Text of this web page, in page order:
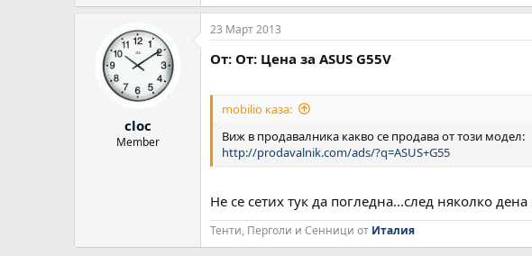
е
а
к
и
cloc
Member
23 Март 2013
От: От: Цена за ASUS G55V
mobilio каза:
Виж в продавалника какво се продава от този модел:
http://prodavalnik.com/ads/?q=ASUS+G55
Не се сетих тук да погледна...след няколко
Тенти, Перголи и Сенници от Италия